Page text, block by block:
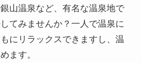
山温泉など、有名な温泉地で
てみませんか？一人で温泉に
にリラックスできますし、温
ます。